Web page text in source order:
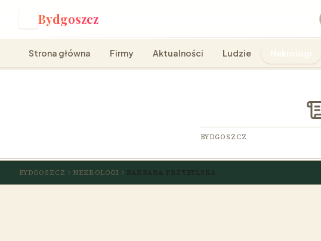
Bydgoszcz
Strona główna Firmy Aktualności Ludzie Nekrologi
BYDGOSZCZ
BYDGOSZCZ NEKROLOGI BARBARA PRZYBYLSKA